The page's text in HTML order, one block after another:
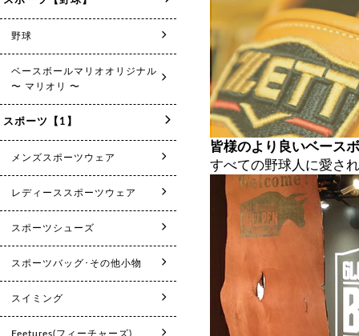
皆様のより良いベース
すべての野球人に愛さ